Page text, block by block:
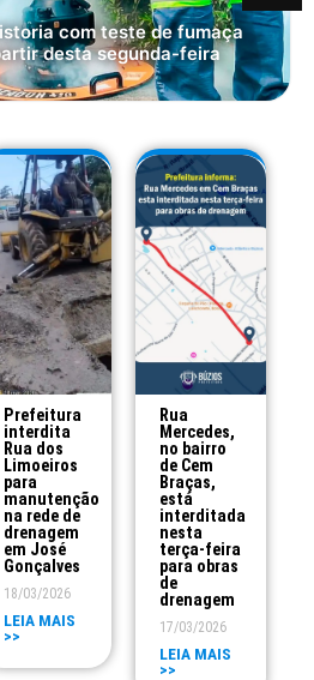
com teste de fumaça
desta segunda-feira
Prefeitura
interdita
Rua dos
Limoeiros
para
manutenção
na rede de
drenagem
em José
Gonçalves
18/03/2026
LEIA MAIS
>>
Rua
Mercedes,
no bairro
de Cem
Braças,
está
interditada
nesta
terça-feira
para obras
de
drenagem
17/03/2026
LEIA MAIS
>>